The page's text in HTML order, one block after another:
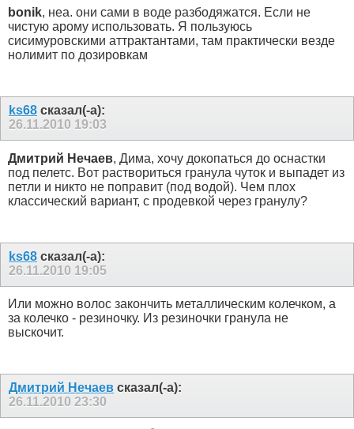
bonik, неа. они сами в воде разбодяжатся. Если не
чистую арому использовать. Я пользуюсь
сисимуровскими аттрактантами, там практически везде
нолимит по дозировкам
ks68 сказал(-а):
26.11.2010 19:03
Дмитрий Нечаев, Дима, хочу докопаться до оснастки
под пелетс. Вот раствориться гранула чуток и выпадет из
петли и никто не поправит (под водой). Чем плох
классический вариант, с продевкой через гранулу?
ks68 сказал(-а):
26.11.2010 19:05
Или можно волос закончить металлическим колечком, а
за колечко - резиночку. Из резиночки гранула не
выскочит.
Дмитрий Нечаев сказал(-а):
26.11.2010 23:30